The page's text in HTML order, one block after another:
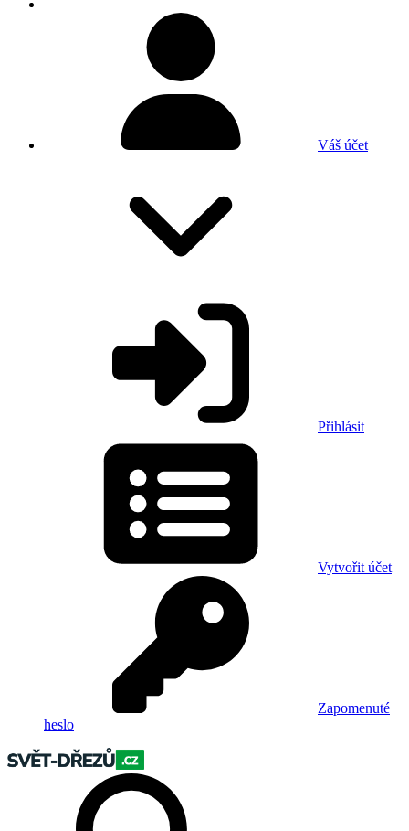
Váš účet
Přihlásit
Vytvořit účet
Zapomenuté
heslo